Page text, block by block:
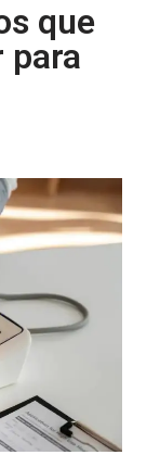
que
para